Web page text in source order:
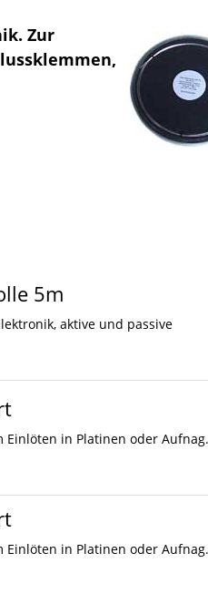
Zur
5m
aktive und passive
Einlöten in Platinen oder
Einlöten in Platinen oder